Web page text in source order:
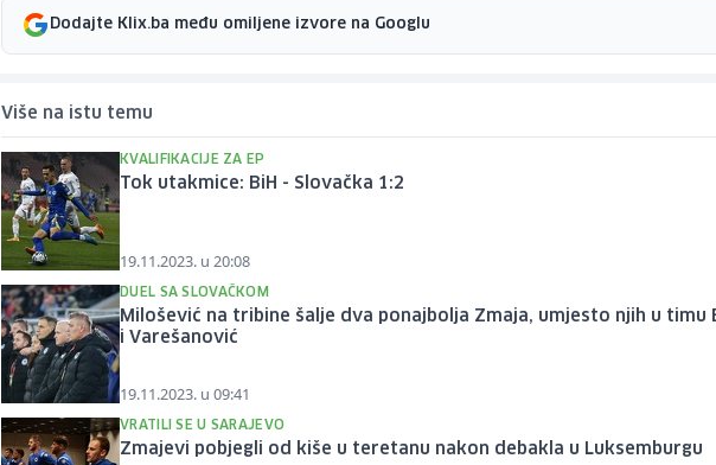
Dodajte Klix.ba među omiljene izvore na Googlu
Više na istu temu
KVALIFIKACIJE ZA EP
Tok utakmice: BiH - Slovačka 1:2
19.11.2023. u 20:08
DUEL SA SLOVAČKOM
Milošević na tribine šalje dva ponajbolja Zmaja, umjesto njih u timu
i Varešanović
19.11.2023. u 09:41
VRATILI SE U SARAJEVO
Zmajevi pobjegli od kiše u teretanu nakon debakla u Luksemburgu